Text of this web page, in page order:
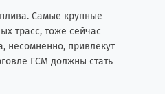
Самые крупные
трасс, тоже сейчас
несомненно, привлекут
ГСМ должны стать